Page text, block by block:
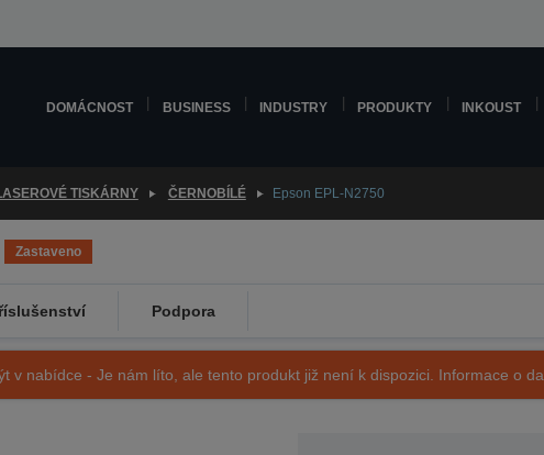
DOMÁCNOST BUSINESS INDUSTRY PRODUKTY INKOUST
TISKÁRNY ČERNOBÍLÉ Epson EPL-N2750
Zastaveno
Podpora
v nabídce - Je nám líto, ale tento produkt již není k dispozici. Informace o